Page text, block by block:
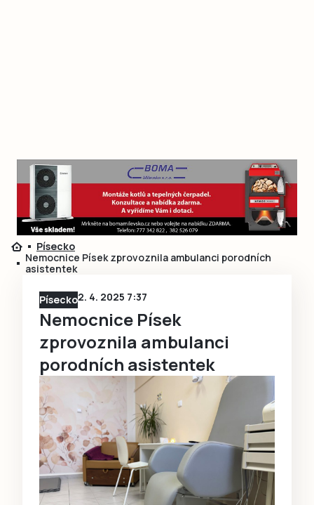
Písecko
Nemocnice Písek zprovoznila ambulanci porodních
asistentek
Písecko2. 4. 2025 7:37
Nemocnice Písek
zprovoznila ambulanci
porodních asistentek